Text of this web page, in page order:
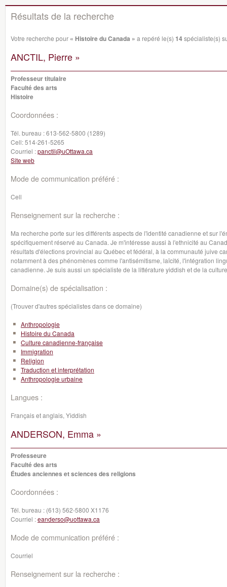
Résultats de la recherche
Votre recherche pour « Histoire du Canada » a repéré le(s) 14spécialiste(s)
ANCTIL, Pierre »
Professeur titulaire
Faculté des arts
Histoire
Coordonnées :
Tél. bureau :613-562-5800 (1289)
Cell:514-261-5265
Courriel :panctil@uOttawa.ca
Site web
Mode de communication préféré :
Cell
Renseignement sur la recherche :
Ma recherche porte sur les différents aspects de l'identité canadienne et sur
spécifiquement réservé au Canada. Je m'intéresse aussi à l'ethnicité au
résultats d'élections provincial au Québec et fédéral, à la communauté juive
notamment à des phénomènes comme l'antisémitisme, laïcité, l'intégration
canadienne. Je suis aussi un spécialiste de la littérature yiddish et de la
Domaine(s) de spécialisation :
(Trouver d'autres spécialistes dans ce domaine)
Anthropologie
Histoire du Canada
Culture canadienne-française
Immigration
Religion
Traduction et interprétation
Anthropologie urbaine
Langues :
Français et anglais, Yiddish
ANDERSON, Emma »
Professeure
Faculté des arts
Études anciennes et sciences des religions
Coordonnées :
Tél. bureau : (613) 562-5800 X1176
Courriel :eanderso@uottawa.ca
Mode de communication préféré :
Courriel
Renseignement sur la recherche :